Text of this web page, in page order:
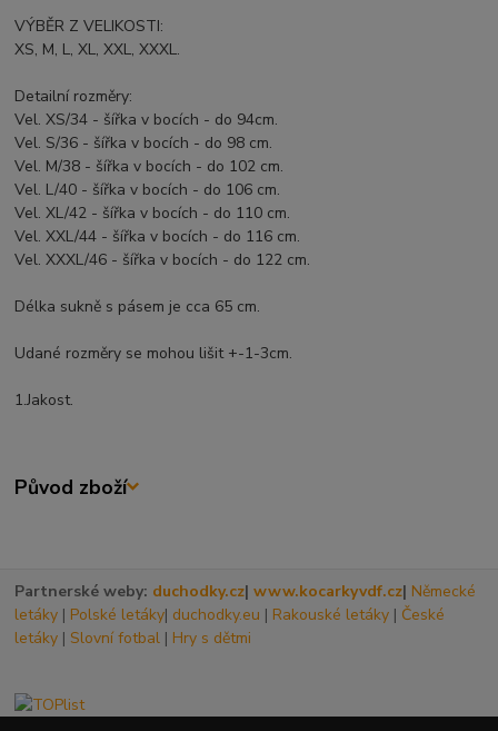
VÝBĚR Z VELIKOSTI:
XS, M, L, XL, XXL, XXXL.
Detailní rozměry:
Vel. XS/34 - šířka v bocích - do 94cm.
Vel. S/36 - šířka v bocích - do 98 cm.
Vel. M/38 - šířka v bocích - do 102 cm.
Vel. L/40 - šířka v bocích - do 106 cm.
Vel. XL/42 - šířka v bocích - do 110 cm.
Vel. XXL/44 - šířka v bocích - do 116 cm.
Vel. XXXL/46 - šířka v bocích - do 122 cm.
Délka sukně s pásem je cca 65 cm.
Udané rozměry se mohou lišit +-1-3cm.
1.Jakost.
Původ zboží
Partnerské weby: duchodky.cz|www.kocarkyvdf.cz| Německé
letáky | Polské letáky| duchodky.eu | Rakouské letáky | České
letáky | Slovní fotbal | Hry s dětmi